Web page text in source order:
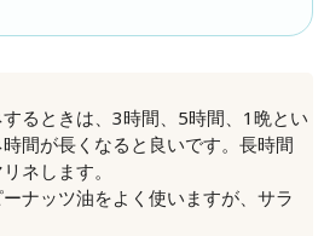
るときは、3時間、5時間、1晩とい
間が長くなると良いです。長時間
ネします。
ナッツ油をよく使いますが、サラ